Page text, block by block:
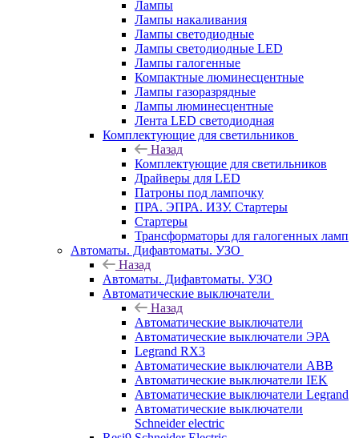
Лампы
Лампы накаливания
Лампы светодиодные
Лампы светодиодные LED
Лампы галогенные
Компактные люминесцентные
Лампы газоразрядные
Лампы люминесцентные
Лента LED светодиодная
Комплектующие для светильников
Назад
Комплектующие для светильников
Драйверы для LED
Патроны под лампочку
ПРА. ЭПРА. ИЗУ. Стартеры
Стартеры
Трансформаторы для галогенных ламп
Автоматы. Дифавтоматы. УЗО
Назад
Автоматы. Дифавтоматы. УЗО
Автоматические выключатели
Назад
Автоматические выключатели
Автоматические выключатели ЭРА
Legrand RX3
Автоматические выключатели ABB
Автоматические выключатели IEK
Автоматические выключатели Legrand
Автоматические выключатели
Schneider electric